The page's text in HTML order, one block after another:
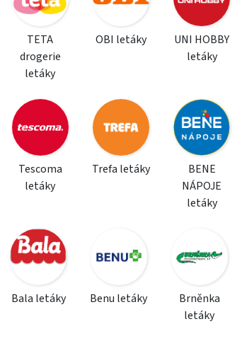
TETA
drogerie
letáky
OBI letáky
UNI HOBBY
letáky
Tescoma
letáky
Trefa letáky
BENE
NÁPOJE
letáky
Bala letáky Benu letáky
Brněnka
letáky